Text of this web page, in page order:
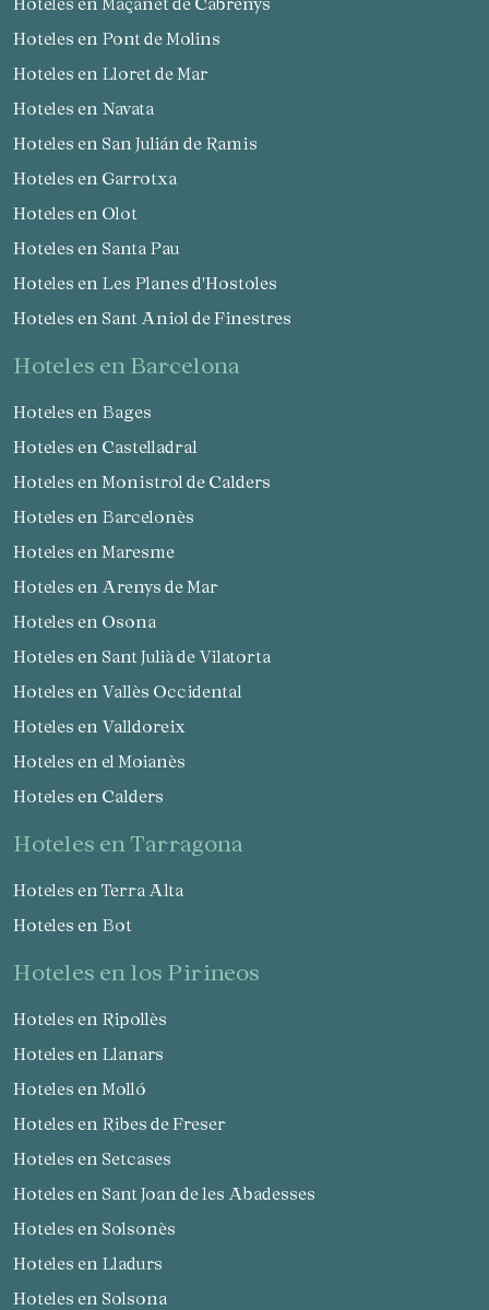
Hoteles en Pont de Molins
Hoteles en Lloret de Mar
Hoteles en Navata
Hoteles en San Julián de Ramis
Hoteles en Garrotxa
Hoteles en Olot
Hoteles en Santa Pau
Hoteles en Les Planes d'Hostoles
Hoteles en Sant Aniol de Finestres
hoteles en Barcelona
Hoteles en Bages
Hoteles en Castelladral
Hoteles en Monistrol de Calders
Hoteles en Barcelonès
Hoteles en Maresme
Hoteles en Arenys de Mar
Hoteles en Osona
Hoteles en Sant Julià de Vilatorta
Hoteles en Vallès Occidental
Hoteles en Valldoreix
Hoteles en el Moianès
Hoteles en Calders
hoteles en Tarragona
Hoteles en Terra Alta
Hoteles en Bot
hoteles en los Pirineos
Hoteles en Ripollès
Hoteles en Llanars
Hoteles en Molló
Hoteles en Ribes de Freser
Hoteles en Setcases
Hoteles en Sant Joan de les Abadesses
Hoteles en Solsonès
Hoteles en Lladurs
Hoteles en Solsona